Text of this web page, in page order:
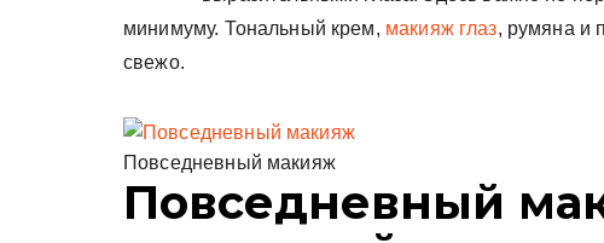
минимуму. Тональный крем, макияж глаз, румяна и
свежо.
Повседневный макияж
Повседневный